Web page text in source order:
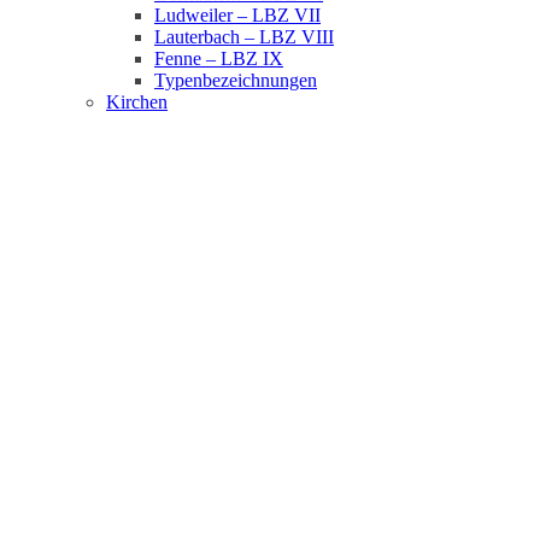
Ludweiler – LBZ VII
Lauterbach – LBZ VIII
Fenne – LBZ IX
Typenbezeichnungen
Kirchen